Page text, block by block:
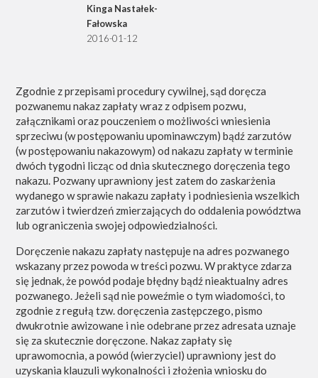
Kinga Nastałek-
Fałowska
2016-01-12
Zgodnie z przepisami procedury cywilnej, sąd doręcza
pozwanemu nakaz zapłaty wraz z odpisem pozwu,
załącznikami oraz pouczeniem o możliwości wniesienia
sprzeciwu (w postępowaniu upominawczym) bądź zarzutów
(w postępowaniu nakazowym) od nakazu zapłaty w terminie
dwóch tygodni licząc od dnia skutecznego doręczenia tego
nakazu. Pozwany uprawniony jest zatem do zaskarżenia
wydanego w sprawie nakazu zapłaty i podniesienia wszelkich
zarzutów i twierdzeń zmierzających do oddalenia powództwa
lub ograniczenia swojej odpowiedzialności.
Doręczenie nakazu zapłaty następuje na adres pozwanego
wskazany przez powoda w treści pozwu. W praktyce zdarza
się jednak, że powód podaje błędny bądź nieaktualny adres
pozwanego. Jeżeli sąd nie poweźmie o tym wiadomości, to
zgodnie z regułą tzw. doręczenia zastępczego, pismo
dwukrotnie awizowane i nie odebrane przez adresata uznaje
się za skutecznie doręczone. Nakaz zapłaty się
uprawomocnia, a powód (wierzyciel) uprawniony jest do
uzyskania klauzuli wykonalności i złożenia wniosku do